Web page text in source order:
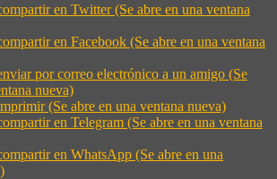
en Twitter (Se abre en una ventana
en Facebook (Se abre en una ventana
por correo electrónico a un amigo (Se
nueva)
(Se abre en una ventana nueva)
en Telegram (Se abre en una ventana
en WhatsApp (Se abre en una